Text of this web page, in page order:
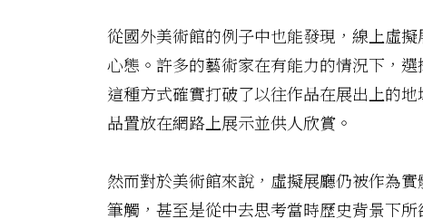
從國外美術館的例子中也能發現，線上虛
心態。許多的藝術家在有能力的情況下，
這種方式確實打破了以往作品在展出上的地
品置放在網路上展示並供人欣賞。
然而對於美術館來說，虛擬展廳仍被作為
筆觸，甚至是從中去思考當時歷史背景下